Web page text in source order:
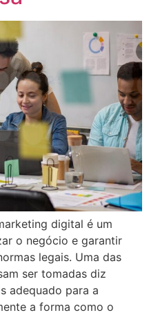
digital é um
o negócio e garantir
legais. Uma das
ser tomadas diz
adequado para a
a forma como o